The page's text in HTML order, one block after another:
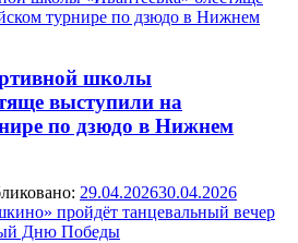
турнире по дзюдо в Нижнем
школы
выступили на
по дзюдо в Нижнем
29.04.202630.04.2026
пройдёт танцевальный вечер
Дню Победы